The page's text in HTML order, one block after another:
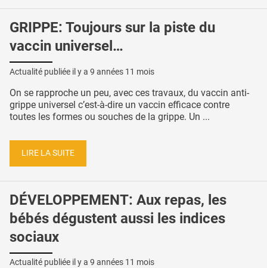
GRIPPE: Toujours sur la piste du
vaccin universel…
Actualité publiée il y a 9 années 11 mois
On se rapproche un peu, avec ces travaux, du vaccin anti-
grippe universel c’est-à-dire un vaccin efficace contre
toutes les formes ou souches de la grippe. Un ...
LIRE LA SUITE
DÉVELOPPEMENT: Aux repas, les
bébés dégustent aussi les indices
sociaux
Actualité publiée il y a 9 années 11 mois